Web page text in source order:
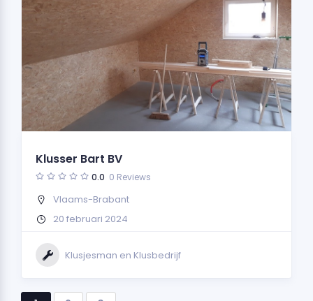
Klusser Bart BV
0.0 0 Reviews
Vlaams-Brabant
20 februari 2024
Klusjesman en Klusbedrijf